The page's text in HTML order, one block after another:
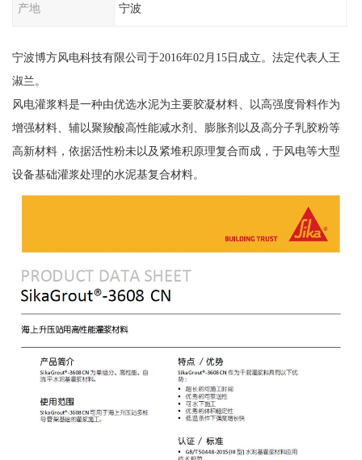
产地 宁波
宁波博方风电科技有限公司于2016年02月15日成立。法定代表人王
淑兰。
风电灌浆料是一种由优选水泥为主要胶凝材料、以高强度骨料作为
增强材料、辅以聚羧酸高性能减水剂、膨胀剂以及高分子乳胶粉等
高新材料，依据活性粉未以及紧堆积原理复合而成，于风电等大型
设备基础灌浆处理的水泥基复合材料。